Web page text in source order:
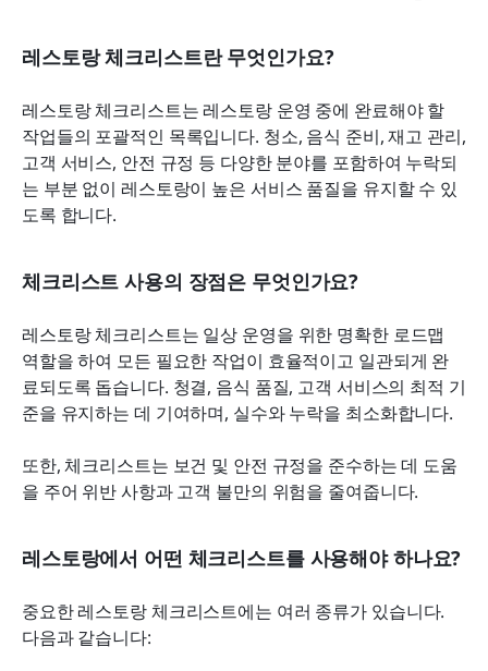
레스토랑 체크리스트란 무엇인가요?
레스토랑 체크리스트는 레스토랑 운영 중에 완료해야 할
작업들의 포괄적인 목록입니다. 청소, 음식 준비, 재고 관리,
고객 서비스, 안전 규정 등 다양한 분야를 포함하여 누락되
는 부분 없이 레스토랑이 높은 서비스 품질을 유지할 수 있
도록 합니다.
체크리스트 사용의 장점은 무엇인가요?
레스토랑 체크리스트는 일상 운영을 위한 명확한 로드맵
역할을 하여 모든 필요한 작업이 효율적이고 일관되게 완
료되도록 돕습니다. 청결, 음식 품질, 고객 서비스의 최적 기
준을 유지하는 데 기여하며, 실수와 누락을 최소화합니다.
또한, 체크리스트는 보건 및 안전 규정을 준수하는 데 도움
을 주어 위반 사항과 고객 불만의 위험을 줄여줍니다.
레스토랑에서 어떤 체크리스트를 사용해야 하나요?
중요한 레스토랑 체크리스트에는 여러 종류가 있습니다.
다음과 같습니다: